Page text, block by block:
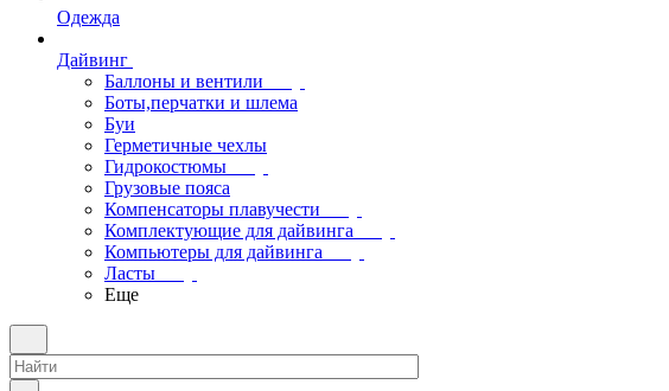
Одежда
Дайвинг
Баллоны и вентили
Боты,перчатки и шлема
Буи
Герметичные чехлы
Гидрокостюмы
Грузовые пояса
Компенсаторы плавучести
Комплектующие для дайвинга
Компьютеры для дайвинга
Ласты
Еще